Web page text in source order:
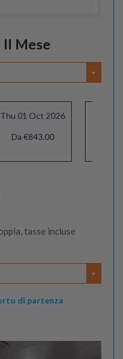
Il Mese
Thu 01 Oct 2026
Da €843.00
tasse incluse
di partenza